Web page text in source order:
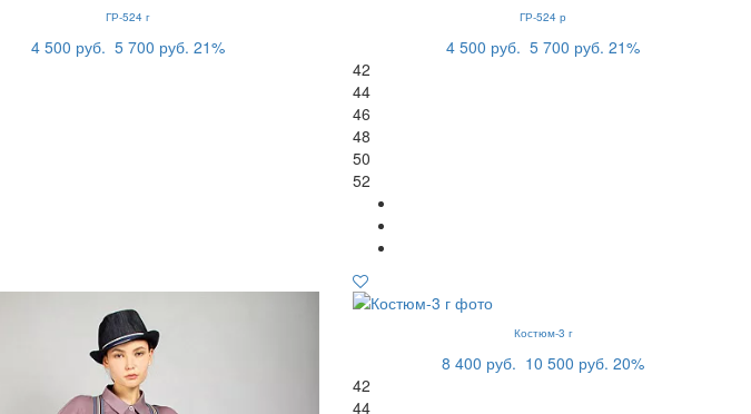
ГР-524 г
4 500 руб. 5 700 руб. 21%
ГР-524 р
4 500 руб. 5 700 руб. 21%
42
44
46
48
50
52
Костюм-3 г
8 400 руб. 10 500 руб. 20%
42
44